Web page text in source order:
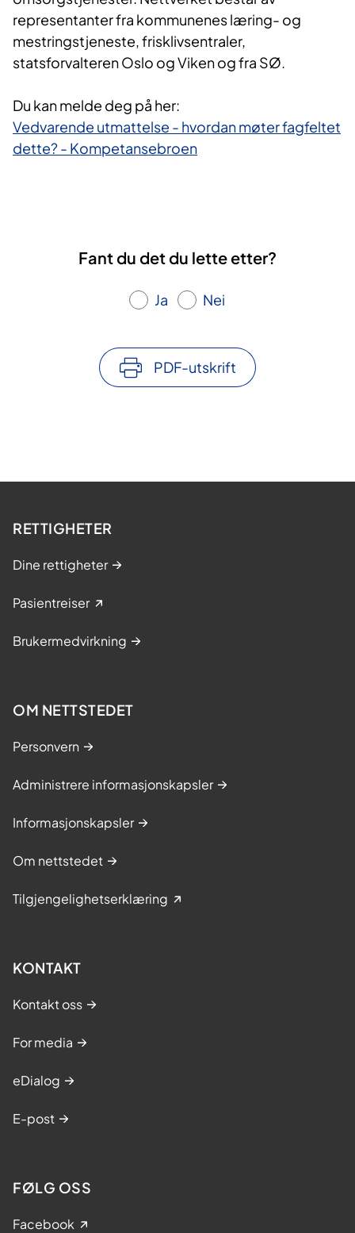
representanter fra kommunenes læring- og
mestringstjeneste, frisklivsentraler,
statsforvalteren Oslo og Viken og fra SØ.
Du kan melde deg på her:​​
Vedvarende utmattelse - hvordan møter fagfeltet
dette? - Kompetansebroen​
Fant du det du lette etter?
Ja Nei
PDF-utskrift
RETTIGHETER
Dine rettigheter
Pasientreiser
Brukermedvirkning
OM NETTSTEDET
Personvern
Administrere informasjonskapsler
Informasjonskapsler
Om nettstedet
Tilgjengelighetserklæring
KONTAKT
Kontakt oss
For media
eDialog
E-post
FØLG OSS
Facebook